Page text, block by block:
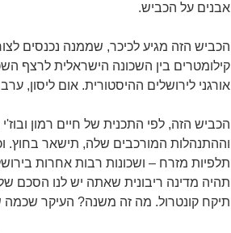
אבנים על הכביש.
הכביש הזה מגיע לכיכר, שממנה נכנסים
קילומטרים בין השכונה הישראלית לרצף
אורגני לירושלים ההיסטורית. אום ליסון,
הכביש הזה, לפי התכנית של חיים רמון
וההתנהלות המורכבים שלה, תישאר בחוץ.
תלפיות מזרח – ושכונות רבות אחרות
תהיה מדינה ריבונית שאתה יש לנו הסכם
תיקח קונטרול. מה זה משנה? העיקר שכמה